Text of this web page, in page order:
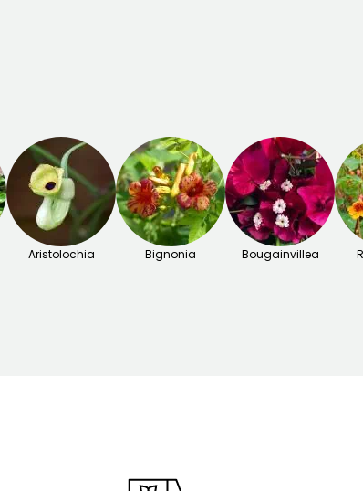
Aristolochia Bignonia Bougainvillea